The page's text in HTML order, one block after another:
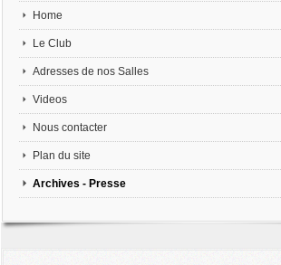
Home
Le Club
Adresses de nos Salles
Videos
Nous contacter
Plan du site
Archives - Presse